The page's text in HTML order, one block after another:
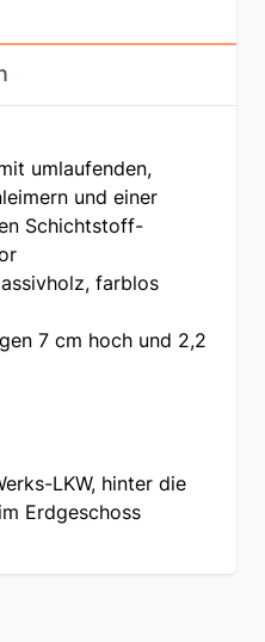
umlaufenden,
und einer
Schichtstoff-
farblos
7 cm hoch und 2,2
LKW, hinter die
Erdgeschoss